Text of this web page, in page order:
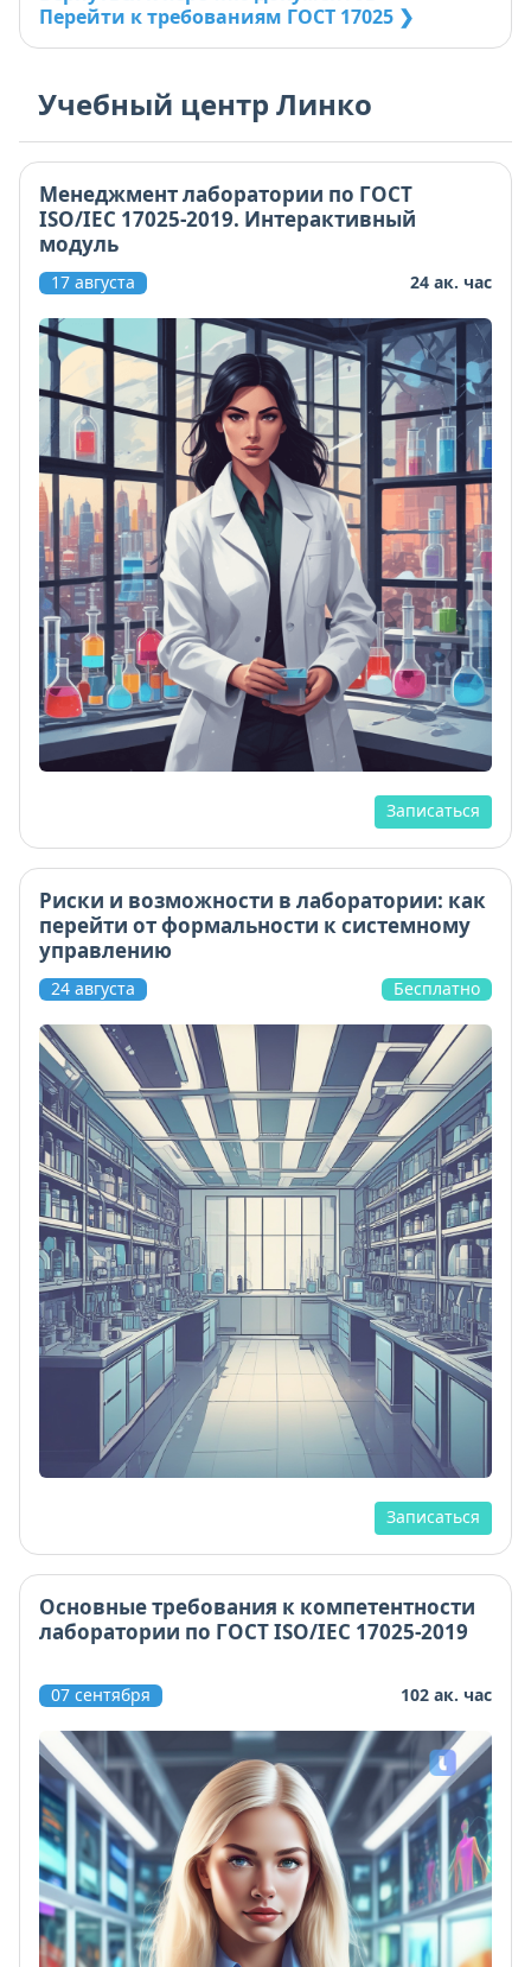
Перейти к требованиям ГОСТ 17025 ❯
Учебный центр Линко
Менеджмент лаборатории по ГОСТ
ISO/IEC 17025-2019. Интерактивный
модуль
17 августа 24 ак. час
Записаться
Риски и возможности в лаборатории: как
перейти от формальности к системному
управлению
24 августа Бесплатно
Записаться
Основные требования к компетентности
лаборатории по ГОСТ ISO/IEC 17025-2019
07 сентября 102 ак. час